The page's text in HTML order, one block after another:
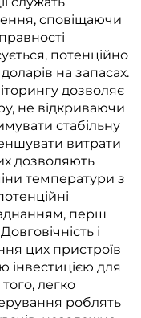
сповіщаючи
потенційно
на запасах.
дозволяє
не відкриваючи
стабільну
витрати
дозволяють
температури з
перш
і
цих пристроїв
інвестицією для
легко
роблять